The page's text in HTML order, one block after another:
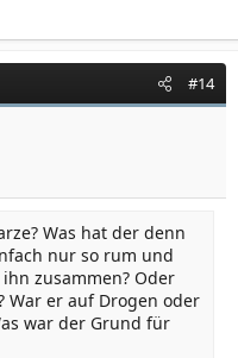
#14
Was hat der denn
nur so rum und
zusammen? Oder
War er auf Drogen oder
war der Grund für